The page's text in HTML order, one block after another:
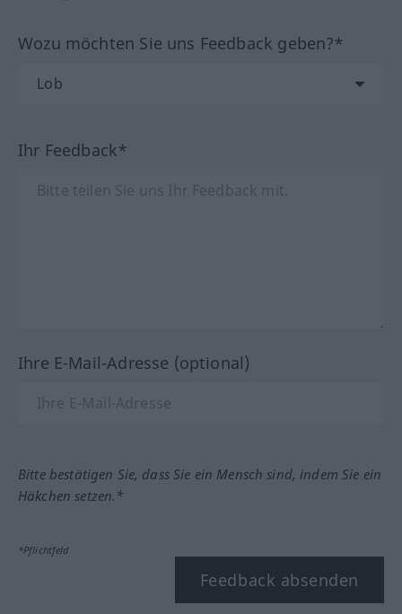
Wozu möchten Sie uns Feedback geben?*
Ihr Feedback*
Ihre E-Mail-Adresse (optional)
Bitte bestätigen Sie, dass Sie ein Mensch sind, indem Sie ein
Häkchen setzen.*
*Pflichtfeld
Feedback absenden